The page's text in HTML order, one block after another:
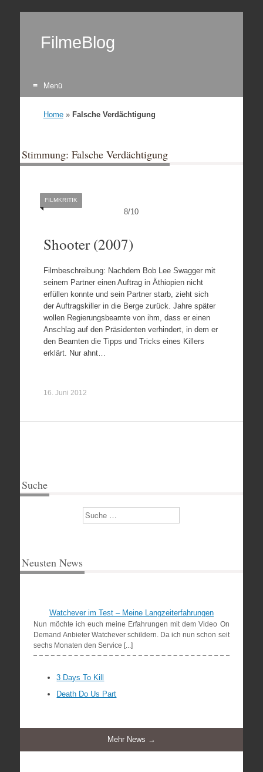
FilmeBlog
Menü
Home» Falsche Verdächtigung
Stimmung: Falsche Verdächtigung
8/10
FILMKRITIK
Shooter (2007)
Filmbeschreibung: Nachdem Bob Lee Swagger mit
seinem Partner einen Auftrag in Äthiopien nicht
erfüllen konnte und sein Partner starb, zieht sich
der Auftragskiller in die Berge zurück. Jahre später
wollen Regierungsbeamte von ihm, dass er einen
Anschlag auf den Präsidenten verhindert, in dem er
den Beamten die Tipps und Tricks eines Killers
erklärt. Nur ahnt…
16. Juni 2012
Suche
Suchen
Neusten News
Watchever im Test – Meine Langzeiterfahrungen
Nun möchte ich euch meine Erfahrungen mit dem Video On
Demand Anbieter Watchever schildern. Da ich nun schon seit
sechs Monaten den Service [...]
3 Days To Kill
Death Do Us Part
Mehr News →